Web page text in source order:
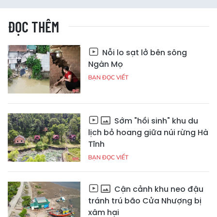
ĐỌC THÊM
Nỗi lo sạt lở bên sông
Ngàn Mọ
BẠN ĐỌC VIẾT
Sớm "hồi sinh" khu du
lịch bỏ hoang giữa núi rừng Hà
Tĩnh
BẠN ĐỌC VIẾT
Cận cảnh khu neo đậu
tránh trú bão Cửa Nhượng bị
xâm hại